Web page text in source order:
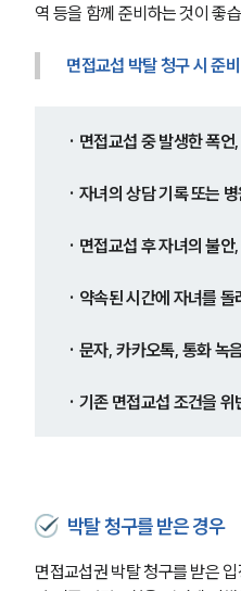
부
대륜
오
통
사례분
이혼
법률
이혼소
이혼 양
상간자위
역 등을 함께 준비하는 것이 좋
면접교섭 박탈 청구 시 준
· 면접교섭 중 발생한 폭
· 자녀의 상담 기록 또는
· 면접교섭 후 자녀의 불
· 약속된 시간에 자녀를
· 문자, 카카오톡, 통화 녹
· 기존 면접교섭 조건을 위
박탈 청구를 받은 경우
면접교섭권 박탈 청구를 받은